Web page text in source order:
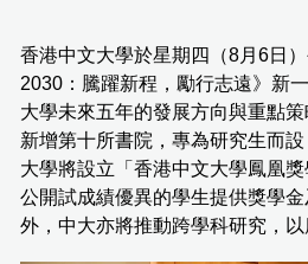
香港中文大學於星期四（8月6日
2030：騰躍新程，勵行志遠》新
大學未來五年的發展方向與重點
新增第十所書院，專為研究生而設
大學將設立「香港中文大學鳳凰
公開試成績優異的學生提供獎學
外，中大亦將推動跨學科研究，以